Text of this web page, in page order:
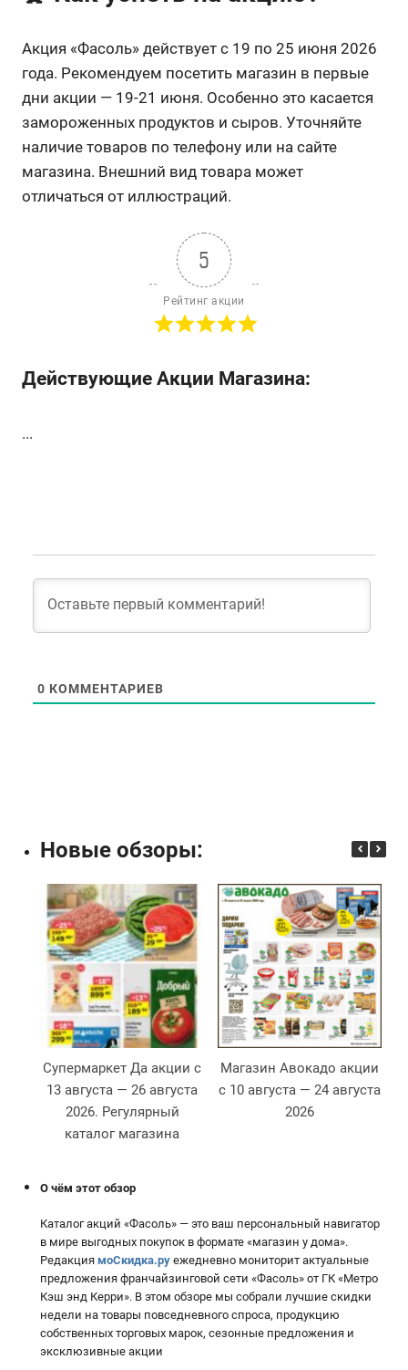
Акция «Фасоль» действует с 19 по 25 июня 2026
года. Рекомендуем посетить магазин в первые
дни акции — 19-21 июня. Особенно это касается
замороженных продуктов и сыров. Уточняйте
наличие товаров по телефону или на сайте
магазина. Внешний вид товара может
отличаться от иллюстраций.
5
Рейтинг акции
Действующие Акции Магазина:
...
0 КОММЕНТАРИЕВ
Новые обзоры:
Супермаркет Да акции с
13 августа — 26 августа
2026. Регулярный
каталог магазина
Магазин Авокадо акции
с 10 августа — 24 августа
2026
О чём этот обзор
Каталог акций «Фасоль» — это ваш персональный навигатор
в мире выгодных покупок в формате «магазин у дома».
Редакция моСкидка.ру ежедневно мониторит актуальные
предложения франчайзинговой сети «Фасоль» от ГК «Метро
Кэш энд Керри». В этом обзоре мы собрали лучшие скидки
недели на товары повседневного спроса, продукцию
собственных торговых марок, сезонные предложения и
эксклюзивные акции